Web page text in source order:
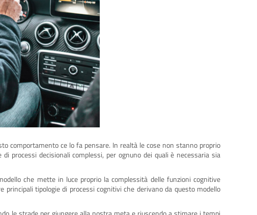
comportamento ce lo fa pensare. In realtà le cose non stanno proprio
processi decisionali complessi, per ognuno dei quali è necessaria sia
che mette in luce proprio la complessità delle funzioni cognitive
tipologie di processi cognitivi che derivano da questo modello